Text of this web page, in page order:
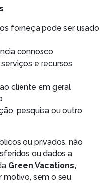
forneça pode ser usado
connosco
e recursos
cliente em geral
pesquisa ou outro
ou privados, não
ou dados a
Green Vacations,
motivo, sem o seu